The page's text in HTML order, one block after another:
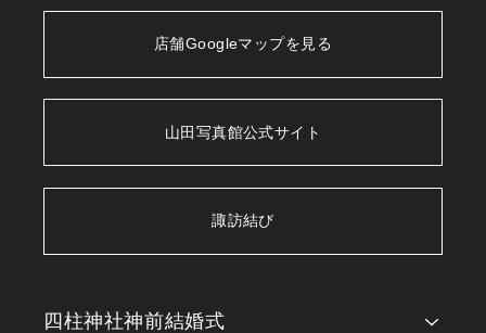
店舗Googleマップを見る
山田写真館公式サイト
諏訪結び
四柱神社神前結婚式